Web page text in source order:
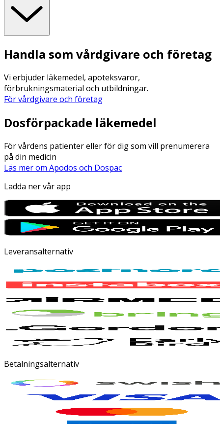
Handla som vårdgivare och företag
Vi erbjuder läkemedel, apoteksvaror,
förbrukningsmaterial och utbildningar.
För vårdgivare och företag
Dosförpackade läkemedel
För vårdens patienter eller för dig som vill prenumerera
på din medicin
Läs mer om Apodos och Dospac
Ladda ner vår app
Leveransalternativ
Betalningsalternativ